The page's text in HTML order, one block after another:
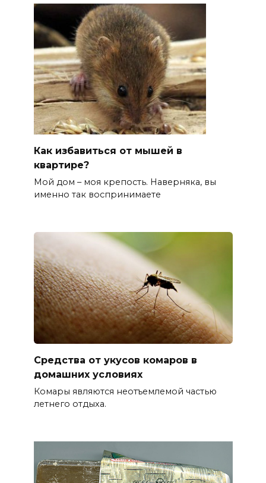
Как избавиться от мышей в
квартире?
Мой дом – моя крепость. Наверняка, вы
именно так воспринимаете
Средства от укусов комаров в
домашних условиях
Комары являются неотъемлемой частью
летнего отдыха.